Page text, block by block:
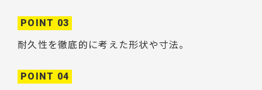
POINT 03
耐久性を徹底的に考えた形状や寸法。
POINT 04